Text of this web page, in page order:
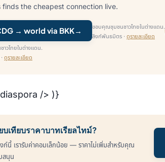
finds the cheapest connection live.
→ world via BKK→
ขอบคุณชุมชนชาวไทยในต่างแดน.
ลิงก์พันธมิตร · ดูรายละเอียด
วไทยในต่างแดน.
ดูรายละเอียด
/> )}
บเทียบราคาบาทเรียลไทม์?
ก์นี้ เรารับค่าคอมเล็กน้อย — ราคาไม่เพิ่มสำหรับคุณ
สนุน